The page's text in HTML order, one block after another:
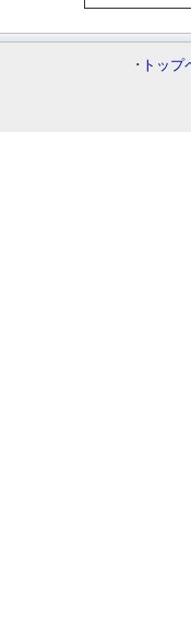
･ トップ